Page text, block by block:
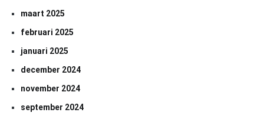
maart 2025
februari 2025
januari 2025
december 2024
november 2024
september 2024